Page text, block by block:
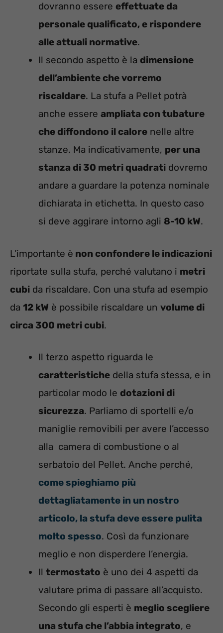
dovranno essere effettuate da
personale qualificato, e rispondere
alle attuali normative.
Il secondo aspetto è la dimensione
dell’ambiente che vorremo
riscaldare. La stufa a Pellet potrà
anche essere ampliata con tubature
che diffondono il calore nelle altre
stanze. Ma indicativamente, per una
stanza di 30 metri quadrati dovremo
andare a guardare la potenza nominale
dichiarata in etichetta. In questo caso
si deve aggirare intorno agli 8-10 kW.
L’importante è non confondere le indicazioni
riportate sulla stufa, perché valutano i metri
cubi da riscaldare. Con una stufa ad esempio
da 12 kW è possibile riscaldare un volume di
circa 300 metri cubi.
Il terzo aspetto riguarda le
caratteristiche della stufa stessa, e in
particolar modo le dotazioni di
sicurezza. Parliamo di sportelli e/o
maniglie removibili per avere l’accesso
alla camera di combustione o al
serbatoio del Pellet. Anche perché,
come spieghiamo più
dettagliatamente in un nostro
articolo, la stufa deve essere pulita
molto spesso. Così da funzionare
meglio e non disperdere l’energia.
Il termostato è uno dei 4 aspetti da
valutare prima di passare all’acquisto.
Secondo gli esperti è meglio scegliere
una stufa che l’abbia integrato, e